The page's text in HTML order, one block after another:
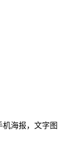
海报，文字图